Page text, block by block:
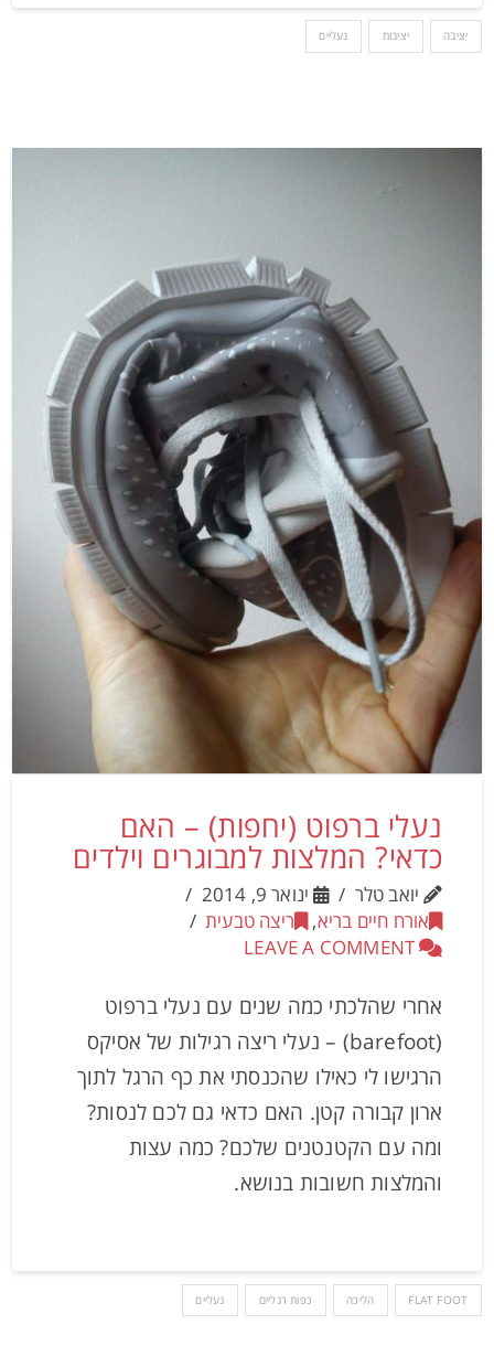
יציבה יציבות נעליים
נעלי ברפוט (יחפות) – האם
כדאי? המלצות למבוגרים וילדים
יואב טלר
ינואר 9, 2014
אורח חיים בריא, ריצה טבעית
LEAVE A COMMENT
אחרי שהלכתי כמה שנים עם נעלי ברפוט
(barefoot) – נעלי ריצה רגילות של אסיקס
הרגישו לי כאילו שהכנסתי את כף הרגל לתוך
ארון קבורה קטן. האם כדאי גם לכם לנסות?
ומה עם הקטנטנים שלכם? כמה עצות
והמלצות חשובות בנושא.
FLAT FOOT הליכה כפות רגליים נעליים